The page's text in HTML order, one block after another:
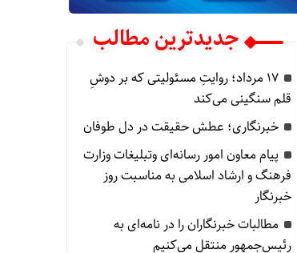
جدیدترین مطالب
۱۷ مرداد؛ روایتِ مسئولیتی که بر دوشِ
قلم سنگینی می‌کند
خبرنگاری؛ عطش حقیقت در دل طوفان
پیام معاون امور رسانه‌ای وتبلیغات وزارت
فرهنگ و ارشاد اسلامی به مناسبت روز
خبرنگار
مطالبات خبرنگاران را در نامه‌ای به
رئیس‌جمهور منتقل می‌کنیم